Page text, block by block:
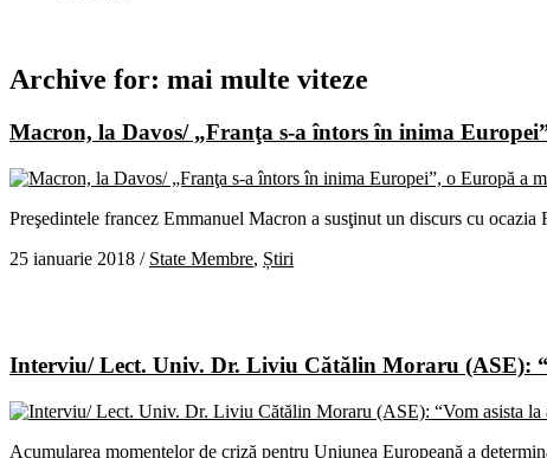
Archive for: mai multe viteze
Macron, la Davos/ „Franţa s-a întors în inima
Preşedintele francez Emmanuel Macron a susţinut un discurs cu
25 ianuarie 2018 / State Membre, Știri
Interviu/ Lect. Univ. Dr. Liviu Cătălin Moraru (ASE):
Acumularea momentelor de criză pentru Uniunea Europeană a